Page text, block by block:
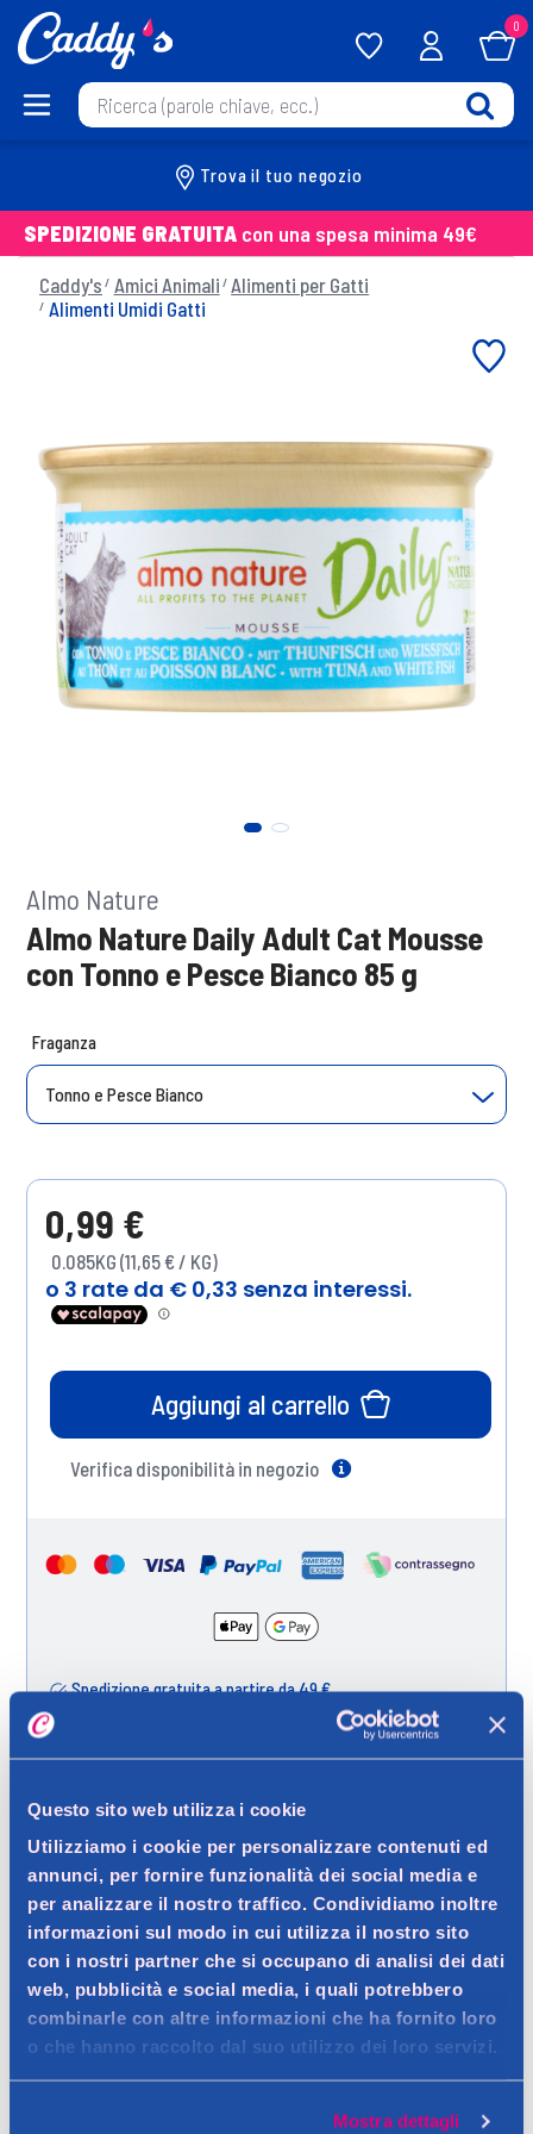
Questo sito web utilizza i cookie
Utilizziamo i cookie per personalizzare contenuti ed
annunci, per fornire funzionalità dei social media e
per analizzare il nostro traffico. Condividiamo inoltre
informazioni sul modo in cui utilizza il nostro sito
con i nostri partner che si occupano di analisi dei dati
web, pubblicità e social media, i quali potrebbero
combinarle con altre informazioni che ha fornito loro
o che hanno raccolto dal suo utilizzo dei loro servizi.
Mostra dettagli
0
Trova il tuo negozio
SPEDIZIONE GRATUITA con una spesa minima 49€
Caddy's Amici Animali Alimenti per Gatti
Alimenti Umidi Gatti
Almo Nature
Almo Nature Daily Adult Cat Mousse
con Tonno e Pesce Bianco 85 g
Fraganza
Tonno e Pesce Bianco
0,99 €
0.085KG (11,65 € / KG)
Aggiungi al carrello
Verifica disponibilità in negozio
Spedizione gratuita a partire da 49 €
Ritiro in negozio gratuito per i clienti registrati
Dettagli prodotto
Descrizione
Daily è una linea di alimenti per gatti con ingredienti di qualità
che comprendono carne, pesce, verdure e riso. Le ricette
sono disponibili in diverse forme: mousse, pâté o dadini in
salsa e non contengono cereali aggiunti, coloranti o
Dettagli